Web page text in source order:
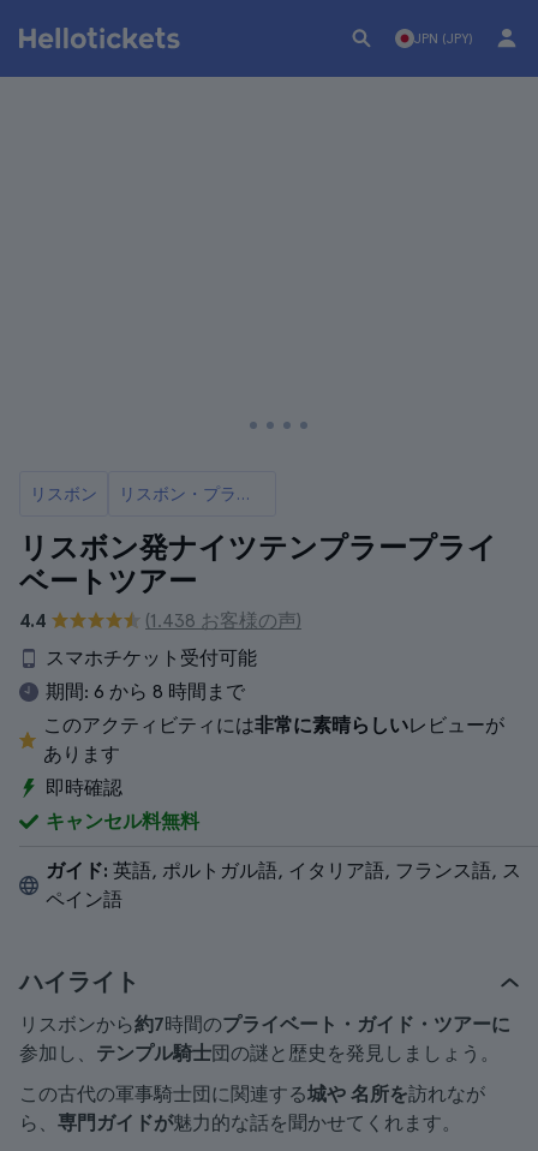
JPN (JPY)
リスボン リスボン・プライベートツアー
リスボン発ナイツテンプラープライ
ベートツアー
4.4
(1.438 お客様の声)
スマホチケット受付可能
期間: 6 から 8 時間まで
このアクティビティには非常に素晴らしいレビューが
あります
即時確認
キャンセル料無料
ガイド: 英語, ポルトガル語, イタリア語, フランス語, ス
ペイン語
ハイライト
リスボンから約7時間のプライベート・ガイド・ツアーに
参加し、 テンプル騎士団の謎と歴史を発見しましょう。
この古代の軍事騎士団に関連する城や 名所を訪れなが
ら、 専門ガイドが魅力的な話を聞かせてくれます。